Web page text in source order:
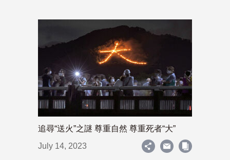
追尋“送火”之謎 尊重自然 尊重死者“大”
July 14, 2023